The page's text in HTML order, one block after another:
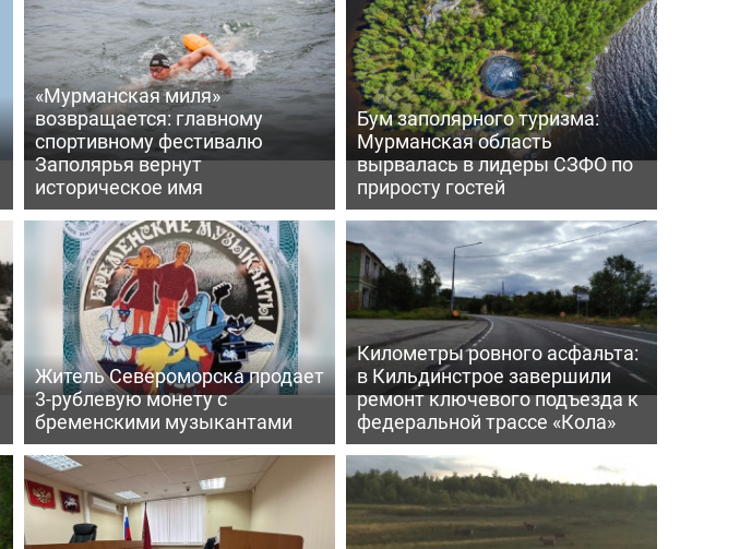
«Мурманская миля»
возвращается: главному
спортивному фестивалю
Заполярья вернут
историческое имя
Бум заполярного туризма:
Мурманская область
вырвалась в лидеры СЗФО по
приросту гостей
Житель Североморска продает
3-рублевую монету с
бременскими музыкантами
Километры ровного асфальта:
в Кильдинстрое завершили
ремонт ключевого подъезда к
федеральной трассе «Кола»